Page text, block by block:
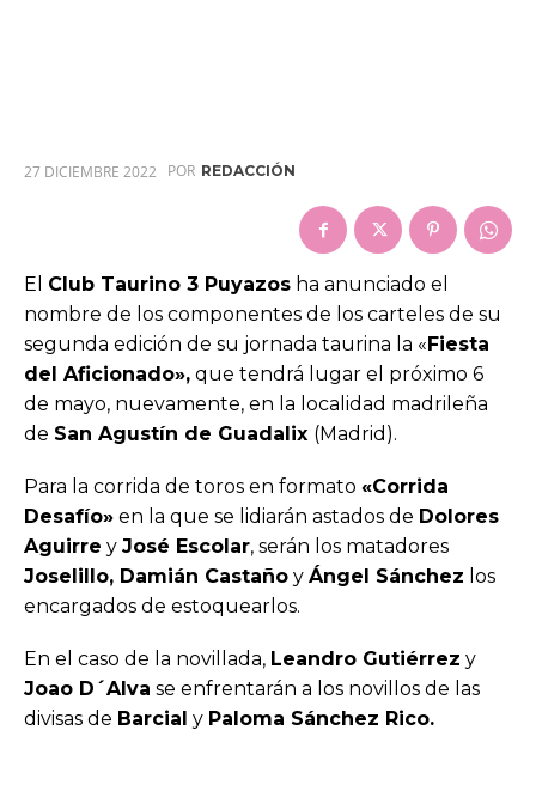
27 DICIEMBRE 2022 POR REDACCIÓN
El Club Taurino 3 Puyazos ha anunciado el
nombre de los componentes de los carteles de su
segunda edición de su jornada taurina la «Fiesta
del Aficionado», que tendrá lugar el próximo 6
de mayo, nuevamente, en la localidad madrileña
de San Agustín de Guadalix (Madrid).
Para la corrida de toros en formato «Corrida
Desafío» en la que se lidiarán astados de Dolores
Aguirre y José Escolar, serán los matadores
Joselillo, Damián Castaño y Ángel Sánchez los
encargados de estoquearlos.
En el caso de la novillada, Leandro Gutiérrez y
Joao D´Alva se enfrentarán a los novillos de las
divisas de Barcial y Paloma Sánchez Rico.